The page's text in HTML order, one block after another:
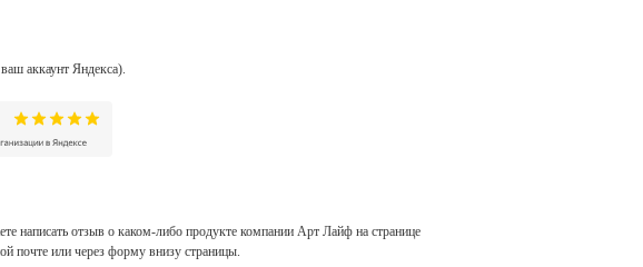
аккаунт Яндекса).
отзыв о каком-либо продукте компании Арт Лайф на странице
почте или через форму внизу страницы.